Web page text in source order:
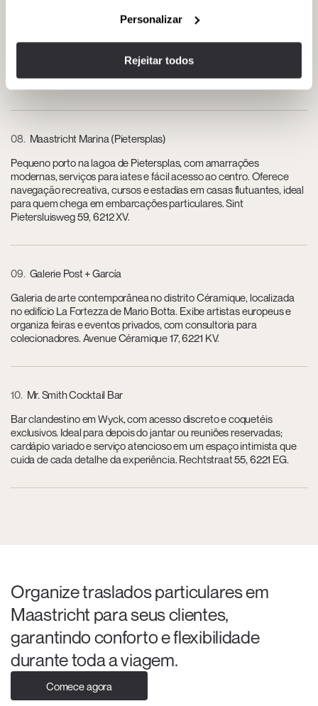
Personalizar
Rejeitar todos
Principal teatro da cidade, com programação de ópera, balé,
música clássica e espetáculos internacionais em um edifício
emblemático na Vrijthof. Estão disponíveis ingressos para a
temporada, eventos corporativos e opções de hospitalidade para
apresentações em destaque. Vrijthof 47, 6211 LE.
08 Maastricht Marina (Pietersplas)
Pequeno porto na lagoa de Pietersplas, com amarrações
modernas, serviços para iates e fácil acesso ao centro. Oferece
navegação recreativa, cursos e estadias em casas flutuantes, ideal
para quem chega em embarcações particulares. Sint
Pietersluisweg 59, 6212 XV.
09 Galerie Post + García
Galeria de arte contemporânea no distrito Céramique, localizada
no edifício La Fortezza de Mario Botta. Exibe artistas europeus e
organiza feiras e eventos privados, com consultoria para
colecionadores. Avenue Céramique 17, 6221 KV.
10 Mr. Smith Cocktail Bar
Bar clandestino em Wyck, com acesso discreto e coquetéis
exclusivos. Ideal para depois do jantar ou reuniões reservadas;
cardápio variado e serviço atencioso em um espaço intimista que
cuida de cada detalhe da experiência. Rechtstraat 55, 6221 EG.
Organize traslados particulares em
Maastricht para seus clientes,
garantindo conforto e flexibilidade
durante toda a viagem.
Comece agora